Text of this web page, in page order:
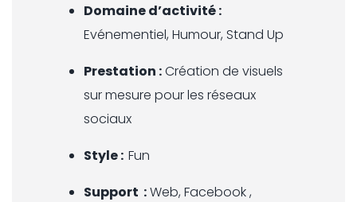
Domaine d’activité :
Evénementiel, Humour, Stand Up
Prestation :Création de visuels
sur mesure pour les réseaux
sociaux
Style : Fun
Support :Web, Facebook ,